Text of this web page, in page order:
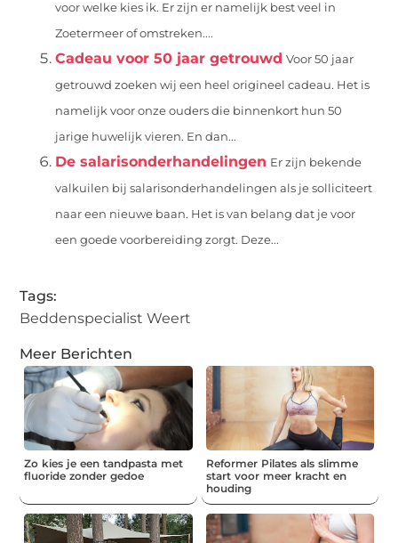
voor welke kies ik. Er zijn er namelijk best veel in
Zoetermeer of omstreken....
Cadeau voor 50 jaar getrouwd Voor 50 jaar
getrouwd zoeken wij een heel origineel cadeau. Het is
namelijk voor onze ouders die binnenkort hun 50
jarige huwelijk vieren. En dan...
De salarisonderhandelingen Er zijn bekende
valkuilen bij salarisonderhandelingen als je solliciteert
naar een nieuwe baan. Het is van belang dat je voor
een goede voorbereiding zorgt. Deze...
Tags:
Beddenspecialist Weert
Meer Berichten
Zo kies je een tandpasta met
fluoride zonder gedoe
Reformer Pilates als slimme
start voor meer kracht en
houding